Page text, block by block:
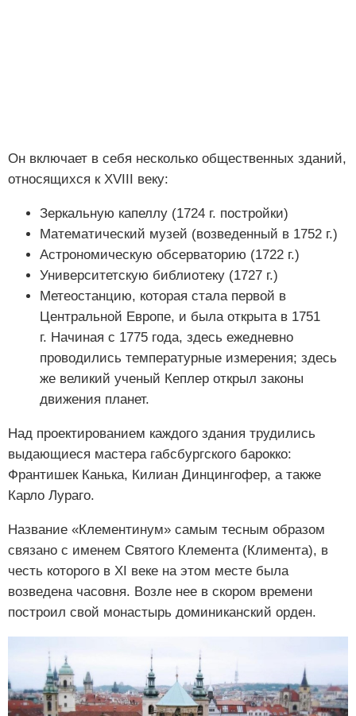
Он включает в себя несколько общественных зданий,
относящихся к XVIII веку:
Зеркальную капеллу (1724 г. постройки)
Математический музей (возведенный в 1752 г.)
Астрономическую обсерваторию (1722 г.)
Университетскую библиотеку (1727 г.)
Метеостанцию, которая стала первой в
Центральной Европе, и была открыта в 1751
г. Начиная с 1775 года, здесь ежедневно
проводились температурные измерения; здесь
же великий ученый Кеплер открыл законы
движения планет.
Над проектированием каждого здания трудились
выдающиеся мастера габсбургского барокко:
Франтишек Канька, Килиан Динцингофер, а также
Карло Лураго.
Название «Клементинум» самым тесным образом
связано с именем Святого Клемента (Климента), в
честь которого в XI веке на этом месте была
возведена часовня. Возле нее в скором времени
построил свой монастырь доминиканский орден.